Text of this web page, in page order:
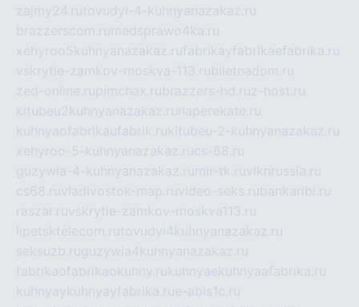
zajmy24.rutovudyi-4-kuhnyanazakaz.ru
brazzerscom.ru medsprawo4ka.ru
xehyroo5kuhnyanazakaz.rufabrikayfabrikaefabrika.ru
vskrytie-zamkov-moskva-113.rubiletnadom.ru
zed-online.rupimchax.rubrazzers-hd.ruz-host.ru
kitubeu2kuhnyanazakaz.ru naperekate.ru
kuhnyaofabrikaufabrik.rukitubeu-2-kuhnyanazakaz.ru
xehyroo-5-kuhnyanazakaz.rucs-68.ru
guzywia-4-kuhnyanazakaz.ru mir-tk.ruvlknrussia.ru
cs68.ruvladivostok-map.ruvideo-seks.rubankaribi.ru
raszar.ruvskrytie-zamkov-moskva113.ru
lipetsktelecom.rutovudyi4kuhnyanazakaz.ru
seksuzb.ruguzywia4kuhnyanazakaz.ru
fabrikaofabrikaokuhny.rukuhnyaekuhnyaafabrika.ru
kuhnyaykuhnyayfabrika.rue-abis1c.ru